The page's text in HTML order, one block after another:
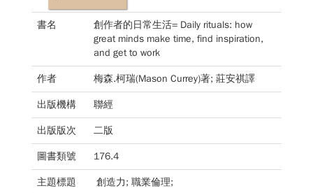
書名
創作者的日常生活= Daily rituals: how
great minds make time, find inspiration,
and get to work
作者 梅森.柯瑞(Mason Currey)著; 莊安祺譯
出版機構 聯經
出版版次 二版
圖書類號 176.4
主題標題 創造力; 職業倫理;